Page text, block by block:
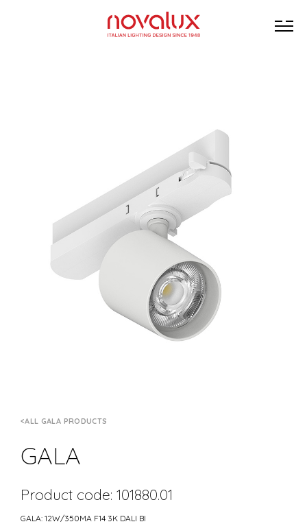
ALL GALA PRODUCTS
GALA
Product code: 101880.01
GALA: 12W/350MA F14 3K DALI BI